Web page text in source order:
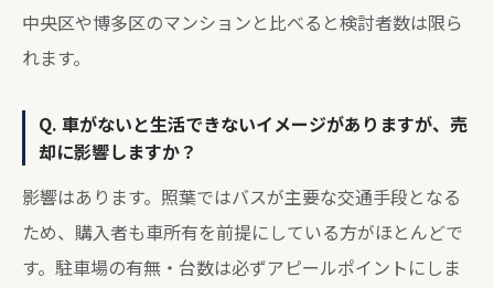
中央区や博多区のマンションと比べると検討者数は限ら
れます。
Q. 車がないと生活できないイメージがありますが、売
却に影響しますか？
影響はあります。照葉ではバスが主要な交通手段となる
ため、購入者も車所有を前提にしている方がほとんどで
す。駐車場の有無・台数は必ずアピールポイントにしま